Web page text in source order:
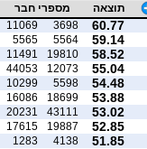
תוצאה מספרי חבר
60.77
3698
11069
59.14
5564
5565
58.52
19810
11491
55.04
12073
44053
54.48
5598
10299
53.88
18699
16086
53.02
43111
20231
52.85
19887
17615
51.85
4138
1283